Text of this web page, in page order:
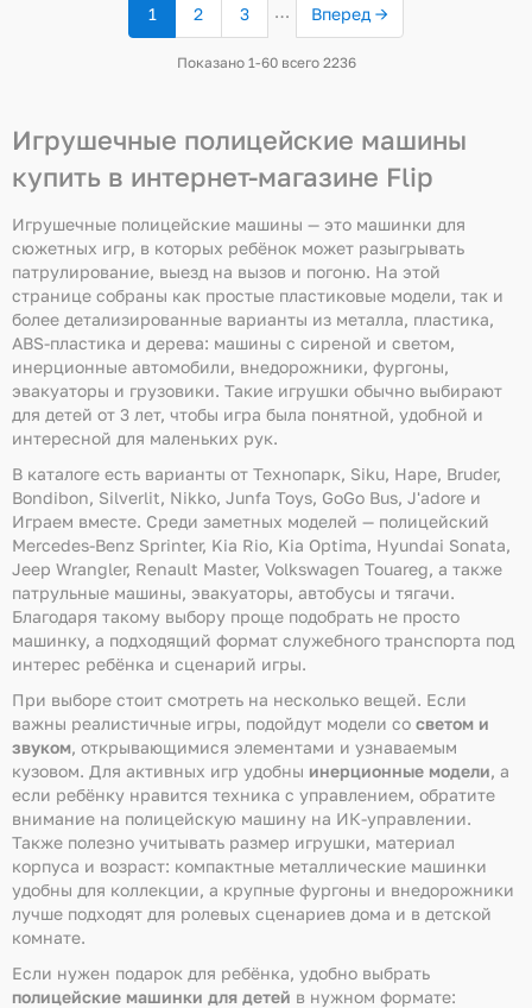
1(текущая
2 3 … Вперед →
Показано 1-60 всего 2236
Игрушечные полицейские машины
купить в интернет-магазине Flip
Игрушечные полицейские машины — это машинки для
сюжетных игр, в которых ребёнок может разыгрывать
патрулирование, выезд на вызов и погоню. На этой
странице собраны как простые пластиковые модели, так и
более детализированные варианты из металла, пластика,
ABS-пластика и дерева: машины с сиреной и светом,
инерционные автомобили, внедорожники, фургоны,
эвакуаторы и грузовики. Такие игрушки обычно выбирают
для детей от 3 лет, чтобы игра была понятной, удобной и
интересной для маленьких рук.
В каталоге есть варианты от Технопарк, Siku, Hape, Bruder,
Bondibon, Silverlit, Nikko, Junfa Toys, GoGo Bus, J'adore и
Играем вместе. Среди заметных моделей — полицейский
Mercedes-Benz Sprinter, Kia Rio, Kia Optima, Hyundai Sonata,
Jeep Wrangler, Renault Master, Volkswagen Touareg, а также
патрульные машины, эвакуаторы, автобусы и тягачи.
Благодаря такому выбору проще подобрать не просто
машинку, а подходящий формат служебного транспорта под
интерес ребёнка и сценарий игры.
При выборе стоит смотреть на несколько вещей. Если
важны реалистичные игры, подойдут модели со светом и
звуком, открывающимися элементами и узнаваемым
кузовом. Для активных игр удобны инерционные модели, а
если ребёнку нравится техника с управлением, обратите
внимание на полицейскую машину на ИК-управлении.
Также полезно учитывать размер игрушки, материал
корпуса и возраст: компактные металлические машинки
удобны для коллекции, а крупные фургоны и внедорожники
лучше подходят для ролевых сценариев дома и в детской
комнате.
Если нужен подарок для ребёнка, удобно выбрать
полицейские машинки для детей в нужном формате: